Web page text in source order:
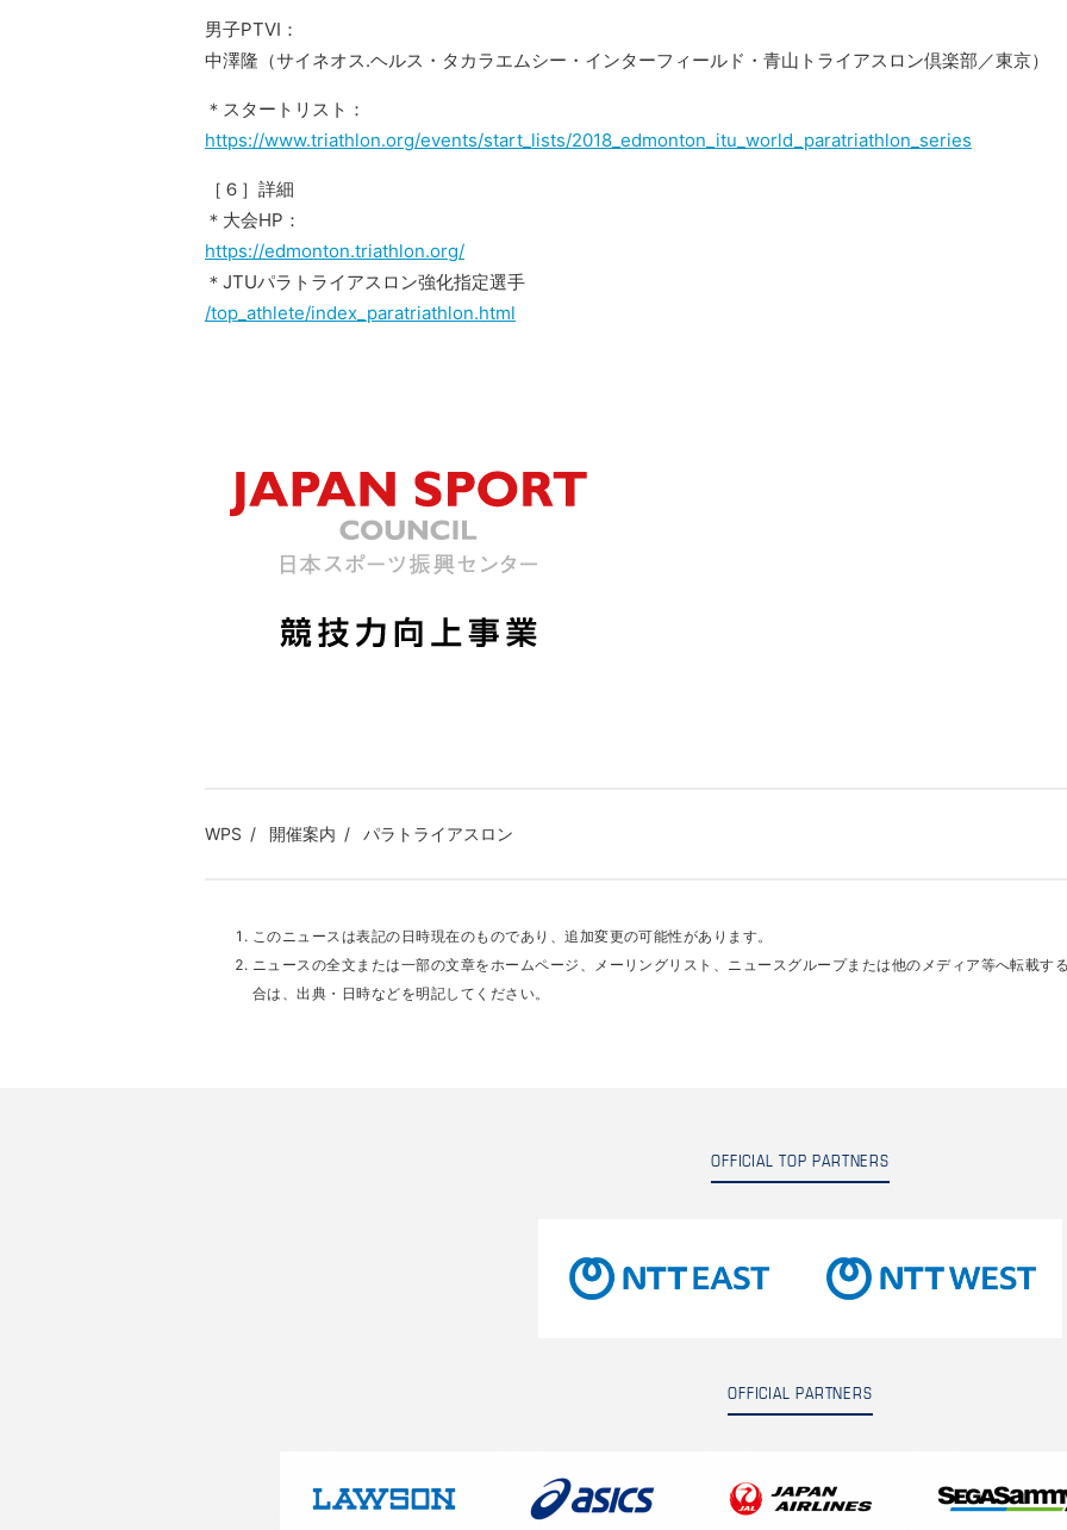
男子PTVI：
中澤隆（サイネオス.ヘルス・タカラエムシー・インターフィールド・青山トライアスロン倶楽部／東京）
＊スタートリスト：
https://www.triathlon.org/events/start_lists/2018_edmonton_itu_world_paratriathlon_series
［６］詳細
＊大会HP：
https://edmonton.triathlon.org/
＊JTUパラトライアスロン強化指定選手
/top_athlete/index_paratriathlon.html
WPS 開催案内 パラトライアスロン
このニュースは表記の日時現在のものであり、追加変更の可能性があります。
ニュースの全文または一部の文章をホームページ、メーリングリスト、ニュースグループまたは他のメディア等へ転載す
合は、出典・日時などを明記してください。
OFFICIAL TOP PARTNERS
OFFICIAL PARTNERS